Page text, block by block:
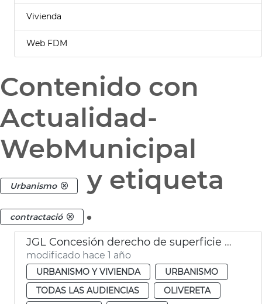
Vivienda
Web FDM
Contenido con
Actualidad-
WebMunicipal
Urbanismo y etiqueta
contractació .
JGL Concesión derecho de superficie para viviendas de alquiler
modificado hace 1 año
URBANISMO Y VIVIENDA
URBANISMO
TODAS LAS AUDIENCIAS
OLIVERETA